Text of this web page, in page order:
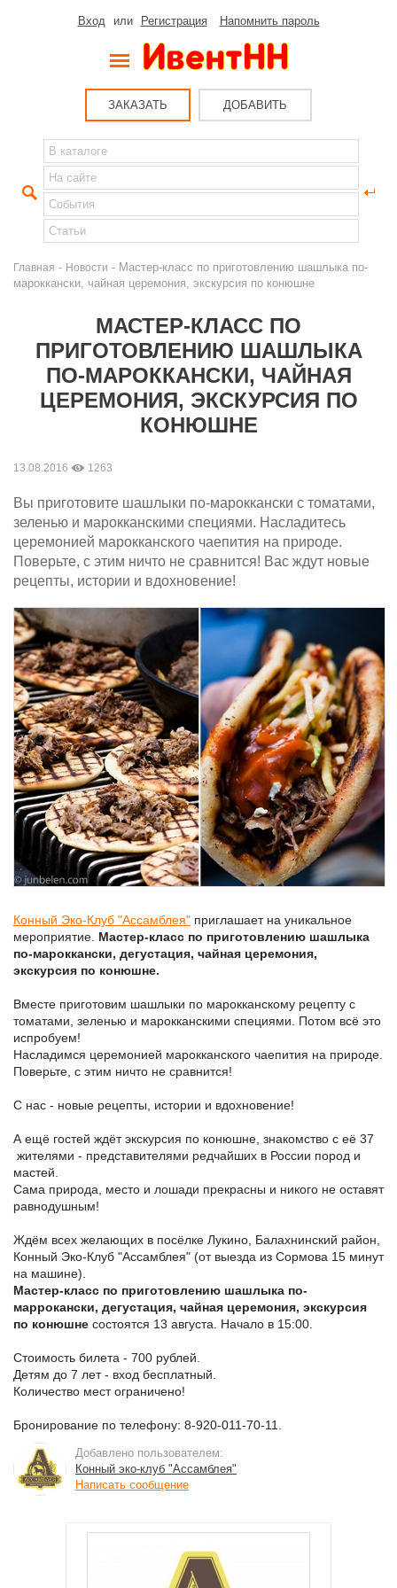
Вход или Регистрация Напомнить пароль
ЗАКАЗАТЬ ДОБАВИТЬ
Главная - Новости - Мастер-класс по приготовлению шашлыка по-
мароккански, чайная церемония, экскурсия по конюшне
МАСТЕР-КЛАСС ПО
ПРИГОТОВЛЕНИЮ ШАШЛЫКА
ПО-МАРОККАНСКИ, ЧАЙНАЯ
ЦЕРЕМОНИЯ, ЭКСКУРСИЯ ПО
КОНЮШНЕ
13.08.2016 1263
Вы приготовите шашлыки по-мароккански с томатами,
зеленью и марокканскими специями. Насладитесь
церемонией марокканского чаепития на природе.
Поверьте, с этим ничто не сравнится! Вас ждут новые
рецепты, истории и вдохновение!
Конный Эко-Клуб "Ассамблея" приглашает на уникальное
мероприятие. Мастер-класс по приготовлению шашлыка
по-мароккански, дегустация, чайная церемония,
экскурсия по конюшне.
Вместе приготовим шашлыки по марокканскому рецепту с
томатами, зеленью и марокканскими специями. Потом всё это
испробуем!
Насладимся церемонией марокканского чаепития на природе.
Поверьте, с этим ничто не сравнится!
С нас - новые рецепты, истории и вдохновение!
А ещё гостей ждёт экскурсия по конюшне, знакомство с её 37
жителями - представителями редчайших в России пород и
мастей.
Сама природа, место и лошади прекрасны и никого не оставят
равнодушным!
Ждём всех желающих в посёлке Лукино, Балахнинский район,
Конный Эко-Клуб "Ассамблея" (от выезда из Сормова 15 минут
на машине).
Мастер-класс по приготовлению шашлыка по-
маррокански, дегустация, чайная церемония, экскурсия
по конюшне состоятся 13 августа. Начало в 15:00.
Стоимость билета - 700 рублей.
Детям до 7 лет - вход бесплатный.
Количество мест ограничено!
Бронирование по телефону: 8-920-011-70-11.
Добавлено пользователем:
Конный эко-клуб "Ассамблея"
Написать сообщение